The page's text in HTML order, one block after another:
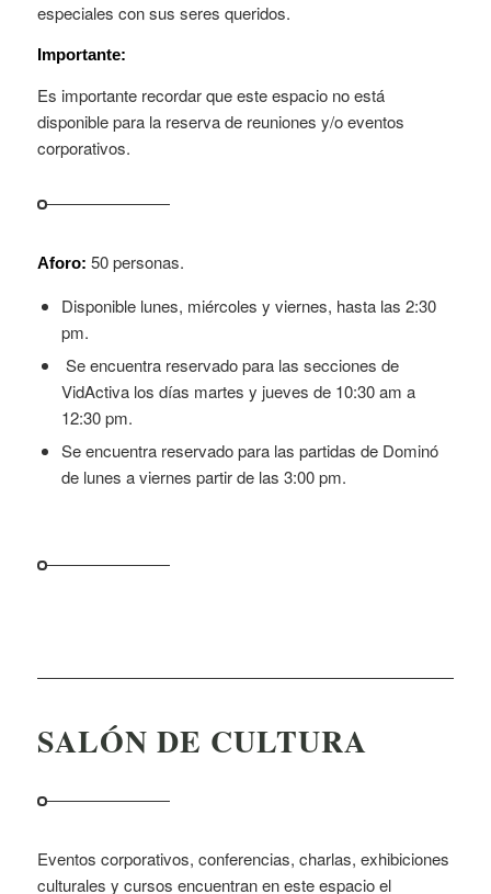
especiales con sus seres queridos.
Importante:
Es importante recordar que este espacio no está
disponible para la reserva de reuniones y/o eventos
corporativos.
Aforo: 50 personas.
Disponible lunes, miércoles y viernes, hasta las 2:30
pm.
Se encuentra reservado para las secciones de
VidActiva los días martes y jueves de 10:30 am a
12:30 pm.
Se encuentra reservado para las partidas de Dominó
de lunes a viernes partir de las 3:00 pm.
SALÓN DE CULTURA
Eventos corporativos, conferencias, charlas, exhibiciones
culturales y cursos encuentran en este espacio el